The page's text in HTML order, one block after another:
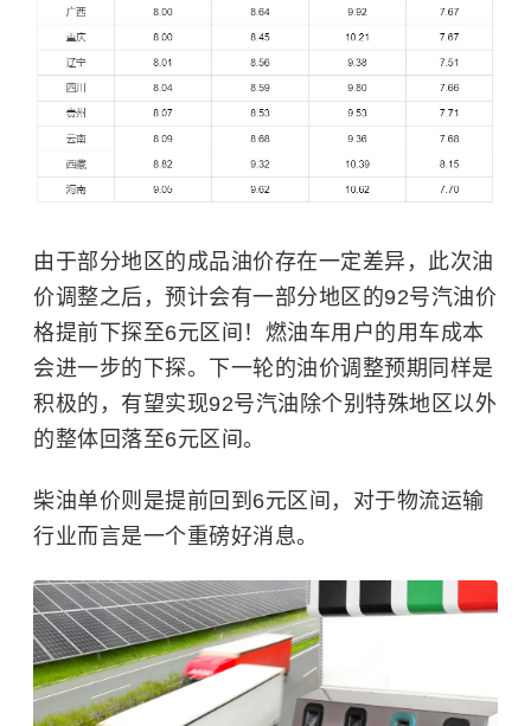
由于部分地区的成品油价存在一定差异，此次油
价调整之后，预计会有一部分地区的92号汽油价
格提前下探至6元区间！燃油车用户的用车成本
会进一步的下探。下一轮的油价调整预期同样是
积极的，有望实现92号汽油除个别特殊地区以外
的整体回落至6元区间。
柴油单价则是提前回到6元区间，对于物流运输
行业而言是一个重磅好消息。